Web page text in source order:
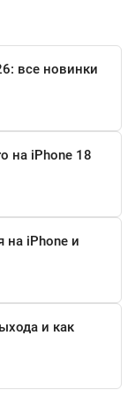
все новинки
на iPhone 18
на iPhone и
и как